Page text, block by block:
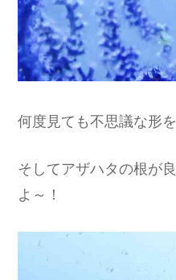
何度見ても不思議な形
そしてアザハタの根が
よ～！